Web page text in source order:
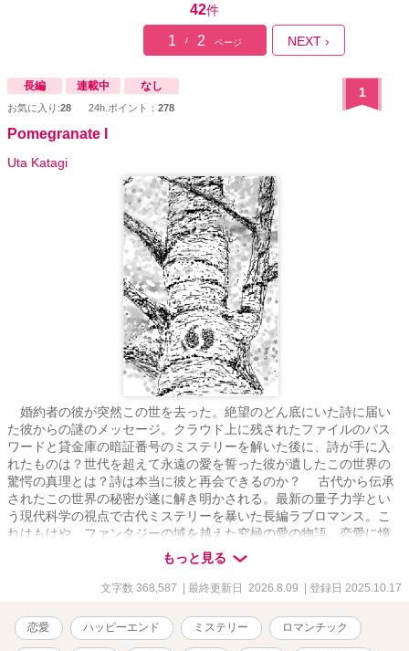
42件
1 / 2 ページ NEXT ›
長編 連載中 なし
お気に入り:28 24h.ポイント： 278
1
Pomegranate I
Uta Katagi
婚約者の彼が突然この世を去った。絶望のどん底にいた詩に届い
た彼からの謎のメッセージ。クラウド上に残されたファイルのパス
ワードと貸金庫の暗証番号のミステリーを解いた後に、詩が手に入
れたものは？世代を超えて永遠の愛を誓った彼が遺したこの世界の
驚愕の真理とは？詩は本当に彼と再会できるのか？ 古代から伝承
されたこの世界の秘密が遂に解き明かされる。最新の量子力学とい
う現代科学の視点で古代ミステリーを暴いた長編ラブロマンス。こ
れはもはや、ファンタジーの域を越えた究極の愛の物語。恋愛に憧
れ愛の本質に悩み戸惑う人々に真実の愛とは何かを伝える作者渾身
の超大作。 ＊本作品は「小説家になろう」にも掲載しています。
もっと見る
文字数 368,587 | 最終更新日 2026.8.09 | 登録日 2025.10.17
恋愛 ハッピーエンド ミステリー ロマンチック